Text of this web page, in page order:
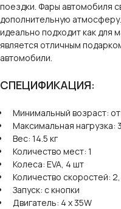
поездки. Фары автомобиля
дополнительную
идеально подходит как для
является отличным
автомобили.
СПЕЦИФИКАЦИЯ:
Минимальный возраст: от
Максимальная нагрузка:
Вес: 14.5 кг
Количество мест: 1
Колеса: EVA, 4 шт
Количество скоростей:
Запуск: с кнопки
Двигатель: 4 х 35W